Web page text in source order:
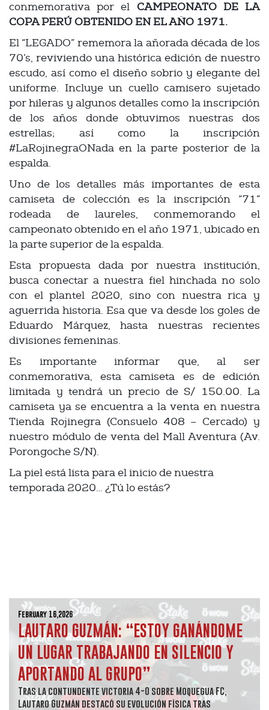
conmemorativa por el CAMPEONATO DE LA
COPA PERÚ OBTENIDO EN EL AÑO 1971.
El “LEGADO” rememora la añorada década de los
70’s, reviviendo una histórica edición de nuestro
escudo, así como el diseño sobrio y elegante del
uniforme. Incluye un cuello camisero sujetado
por hileras y algunos detalles como la inscripción
de los años donde obtuvimos nuestras dos
estrellas; así como la inscripción
#LaRojinegraONada en la parte posterior de la
espalda.
Uno de los detalles más importantes de esta
camiseta de colección es la inscripción “71”
rodeada de laureles, conmemorando el
campeonato obtenido en el año 1971, ubicado en
la parte superior de la espalda.
Esta propuesta dada por nuestra institución,
busca conectar a nuestra fiel hinchada no solo
con el plantel 2020, sino con nuestra rica y
aguerrida historia. Esa que va desde los goles de
Eduardo Márquez, hasta nuestras recientes
divisiones femeninas.
Es importante informar que, al ser
conmemorativa, esta camiseta es de edición
limitada y tendrá un precio de S/ 150.00. La
camiseta ya se encuentra a la venta en nuestra
Tienda Rojinegra (Consuelo 408 – Cercado) y
nuestro módulo de venta del Mall Aventura (Av.
Porongoche S/N).
La piel está lista para el inicio de nuestra
temporada 2020… ¿Tú lo estás?
February 16,2026
LAUTARO GUZMÁN: “ESTOY GANÁNDOME
UN LUGAR TRABAJANDO EN SILENCIO Y
APORTANDO AL GRUPO”
Tras la contundente victoria 4-0 sobre Moquegua FC,
Lautaro Guzmán destacó su evolución física tras